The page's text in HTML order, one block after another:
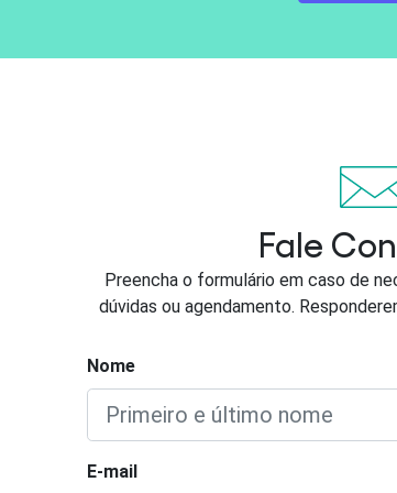
Fale
Preencha o formulário em caso de
dúvidas ou agendamento.
Nome
E-mail